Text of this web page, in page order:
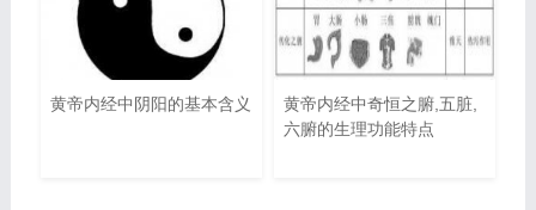
黄帝内经中阴阳的基本含义
黄帝内经中奇恒之腑,五脏,
六腑的生理功能特点